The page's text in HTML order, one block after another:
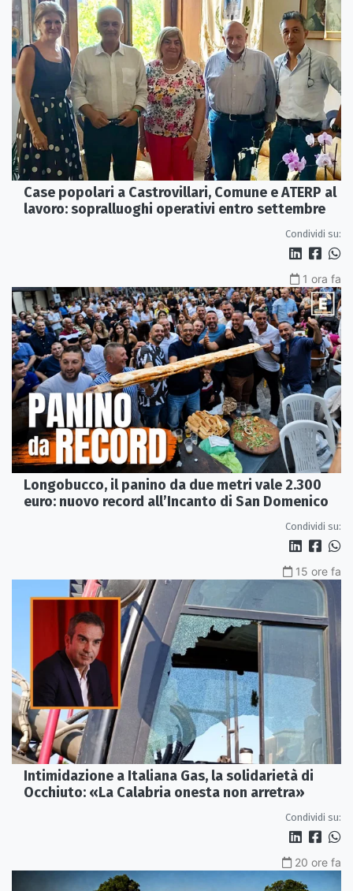
Case popolari a Castrovillari, Comune e ATERP al
lavoro: sopralluoghi operativi entro settembre
Condividi su:
1 ora fa
Longobucco, il panino da due metri vale 2.300
euro: nuovo record all’Incanto di San Domenico
Condividi su:
15 ore fa
Intimidazione a Italiana Gas, la solidarietà di
Occhiuto: «La Calabria onesta non arretra»
Condividi su:
20 ore fa